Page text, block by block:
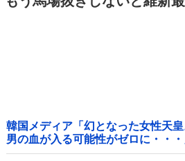
韓国メディア「幻となった女性天
男の血が入る可能性がゼロに・・・